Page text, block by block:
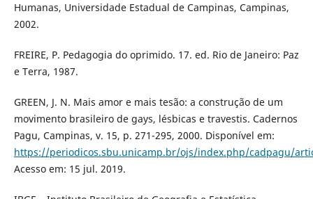
Humanas, Universidade Estadual de Campinas, Campinas,
2002.
FREIRE, P. Pedagogia do oprimido. 17. ed. Rio de Janeiro: Paz
e Terra, 1987.
GREEN, J. N. Mais amor e mais tesão: a construção de um
movimento brasileiro de gays, lésbicas e travestis. Cadernos
Pagu, Campinas, v. 15, p. 271-295, 2000. Disponível em:
https://periodicos.sbu.unicamp.br/ojs/index.php/cadpagu/
Acesso em: 15 jul. 2019.